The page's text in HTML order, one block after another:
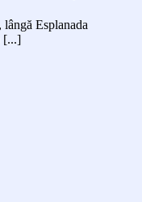
Esplanada
[...]